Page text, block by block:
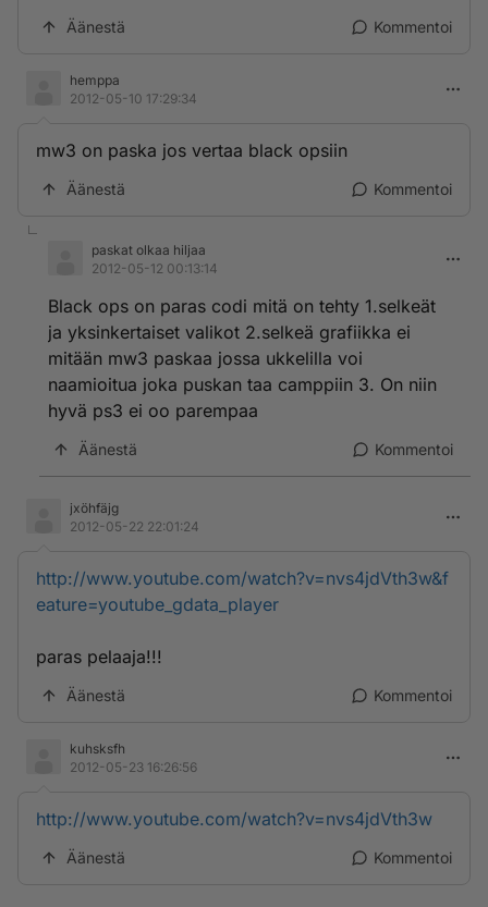
Äänestä Kommentoi
hemppa
2012-05-10 17:29:34
mw3 on paska jos vertaa black opsiin
Äänestä Kommentoi
paskat olkaa hiljaa
2012-05-12 00:13:14
Black ops on paras codi mitä on tehty 1.selkeät
ja yksinkertaiset valikot 2.selkeä grafiikka ei
mitään mw3 paskaa jossa ukkelilla voi
naamioitua joka puskan taa camppiin 3. On niin
hyvä ps3 ei oo parempaa
Äänestä Kommentoi
jxöhfäjg
2012-05-22 22:01:24
http://www.youtube.com/watch?v=nvs4jdVth3w&f
eature=youtube_gdata_player
paras pelaaja!!!
Äänestä Kommentoi
kuhsksfh
2012-05-23 16:26:56
http://www.youtube.com/watch?v=nvs4jdVth3w
Äänestä Kommentoi